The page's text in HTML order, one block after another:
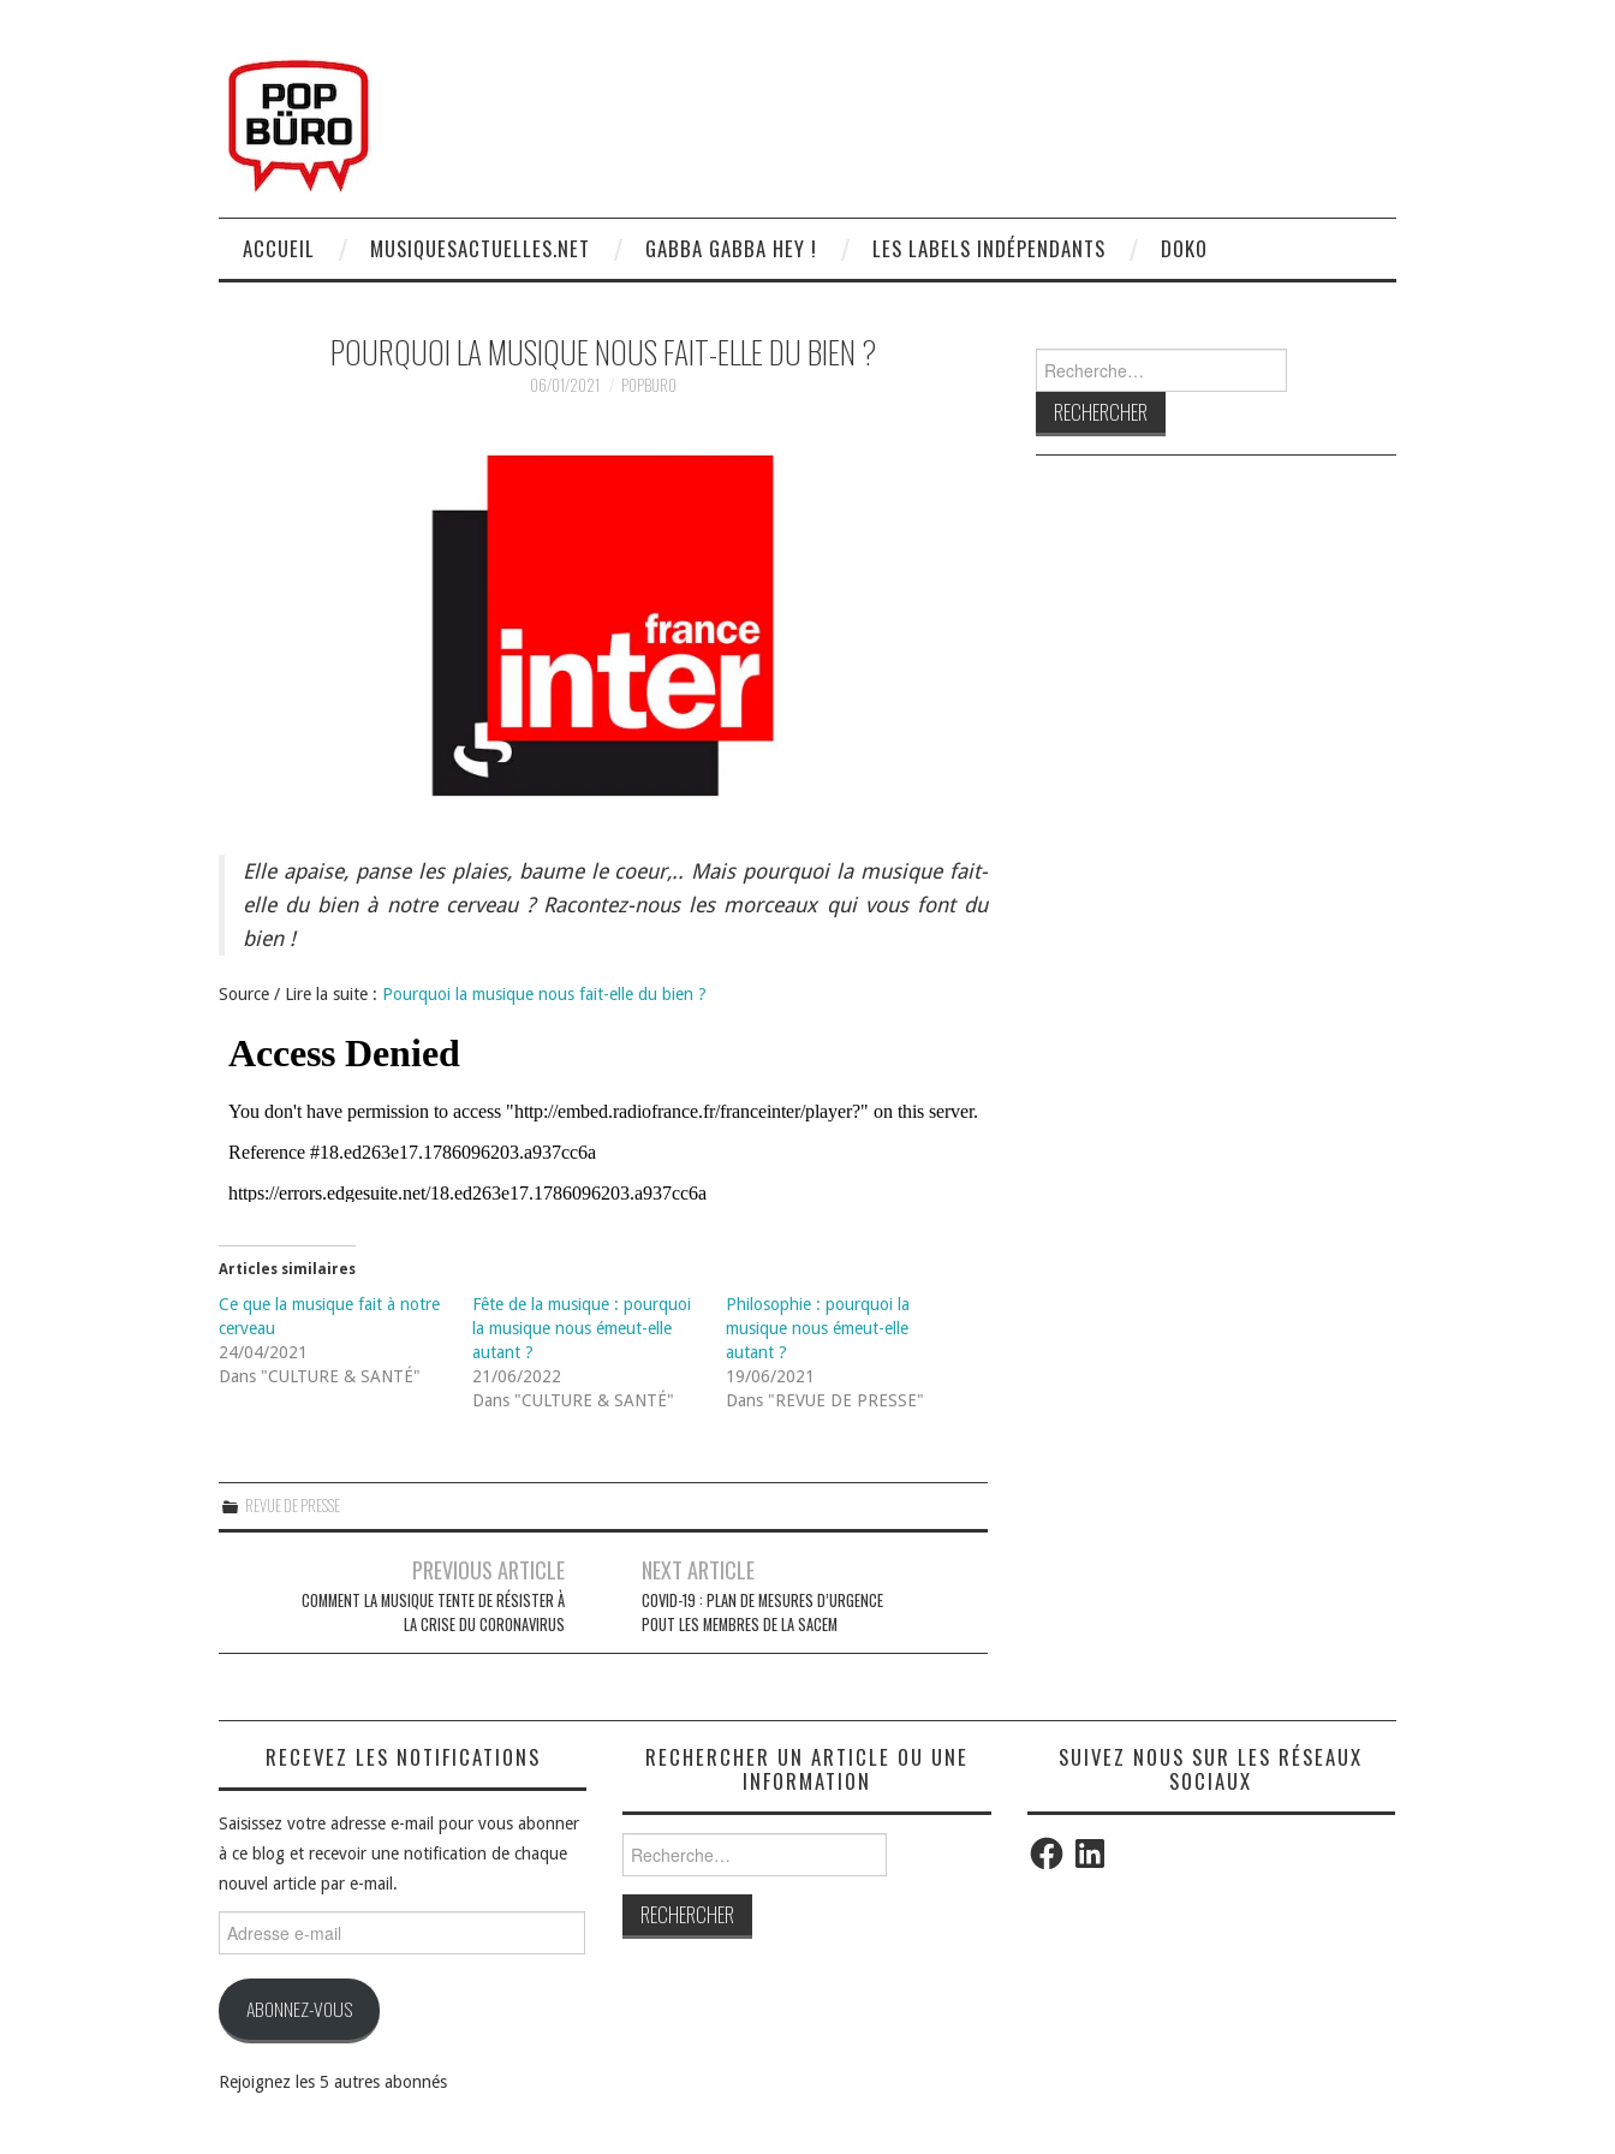
ACCUEIL MUSIQUESACTUELLES.NET GABBA GABBA HEY ! LES LABELS INDÉPENDANTS DOKO
POURQUOI LA MUSIQUE NOUS FAIT-ELLE DU BIEN ?
06/01/2021 POPBURO
Elle apaise, panse les plaies, baume le coeur,.. Mais pourquoi la musique fait-
elle du bien à notre cerveau ? Racontez-nous les morceaux qui vous font du
bien !
Source / Lire la suite : Pourquoi la musique nous fait-elle du bien ?
Articles similaires
Ce que la musique fait à notre
cerveau
24/04/2021
Dans "CULTURE & SANTÉ"
Fête de la musique : pourquoi
la musique nous émeut-elle
autant ?
21/06/2022
Dans "CULTURE & SANTÉ"
Philosophie : pourquoi la
musique nous émeut-elle
autant ?
19/06/2021
Dans "REVUE DE PRESSE"
REVUE DE PRESSE
PREVIOUS ARTICLE
COMMENT LA MUSIQUE TENTE DE RÉSISTER À
LA CRISE DU CORONAVIRUS
NEXT ARTICLE
COVID-19 : PLAN DE MESURES D’URGENCE
POUT LES MEMBRES DE LA SACEM
RECEVEZ LES NOTIFICATIONS
Saisissez votre adresse e-mail pour vous abonner
à ce blog et recevoir une notification de chaque
nouvel article par e-mail.
e-
ABONNEZ-VOUS
Rejoignez les 5 autres abonnés
RECHERCHER UN ARTICLE OU UNE
INFORMATION
SUIVEZ NOUS SUR LES RÉSEAUX
SOCIAUX
FacebookLinkedIn